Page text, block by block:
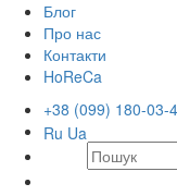
Блог
Про нас
Контакти
HoReCa
+38 (099) 180-03-
Ru Ua